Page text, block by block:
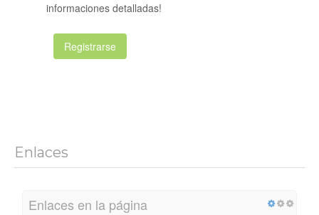
informaciones detalladas!
Registrarse
Enlaces
Enlaces en la página